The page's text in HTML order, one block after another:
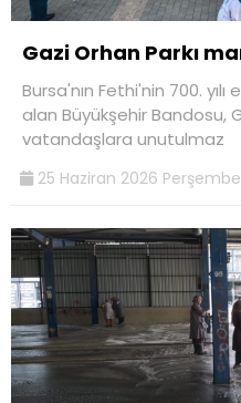
Gazi Orhan Parkı
Bursa'nın Fethi'nin 700.
alan Büyükşehir Bandosu,
vatandaşlara unutulmaz
25 Haziran 2026 Perşembe